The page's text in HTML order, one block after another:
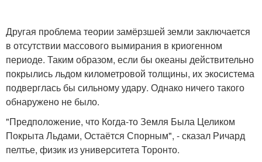
Другая проблема теории замёрзшей земли заключается
в отсутствии массового вымирания в криогенном
периоде. Таким образом, если бы океаны действительно
покрылись льдом километровой толщины, их экосистема
подверглась бы сильному удару. Однако ничего такого
обнаружено не было.
"Предположение, что Когда-то Земля Была Целиком
Покрыта Льдами, Остаётся Спорным", - сказал Ричард
пелтье, физик из университета Торонто.